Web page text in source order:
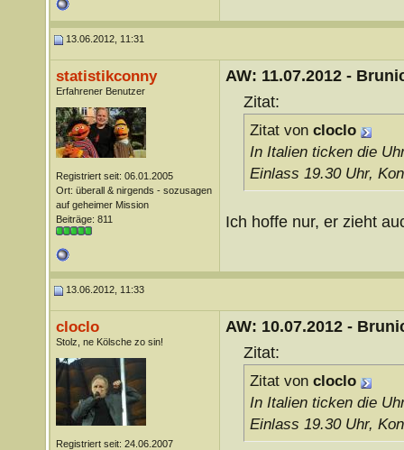
13.06.2012, 11:31
statistikconny
Erfahrener Benutzer
Registriert seit: 06.01.2005
Ort: überall & nirgends - sozusagen
auf geheimer Mission
Beiträge: 811
AW: 11.07.2012 -
Zitat:
Zitat von cloclo
In Italien ticken die
Einlass 19.30 Uhr,
Ich hoffe nur, er zieht
13.06.2012, 11:33
cloclo
Stolz, ne Kölsche zo sin!
Registriert seit: 24.06.2007
AW: 10.07.2012 -
Zitat:
Zitat von cloclo
In Italien ticken die
Einlass 19.30 Uhr,